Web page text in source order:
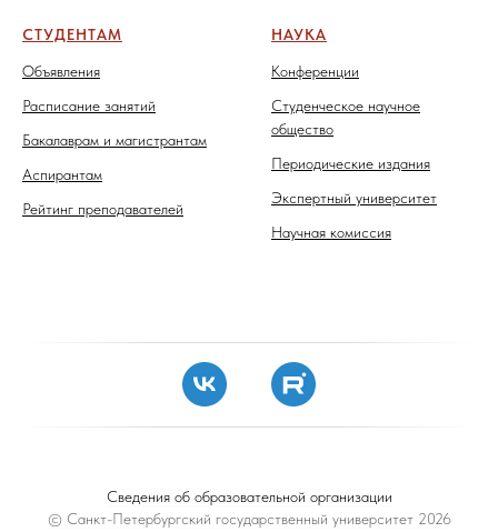
СТУДЕНТАМ
Объявления
Расписание занятий
Бакалаврам и магистрантам
Аспирантам
Рейтинг преподавателей
НАУКА
Конференции
Студенческое научное
общество
Периодические издания
Экспертный университет
Научная комиссия
Сведения об образовательной организации
© Санкт-Петербургский государственный университет 2026